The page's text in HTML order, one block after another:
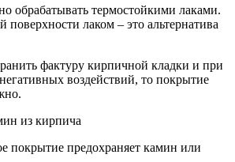
обрабатывать термостойкими лаками.
лаком – это альтернатива
фактуру кирпичной кладки и при
воздействий, то покрытие
покрытие предохраняет камин или